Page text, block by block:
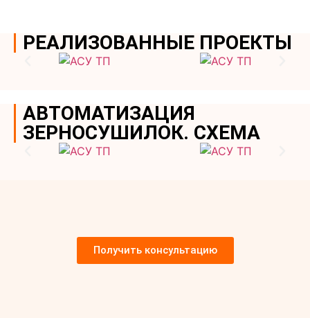
РЕАЛИЗОВАННЫЕ ПРОЕКТЫ
АВТОМАТИЗАЦИЯ
ЗЕРНОСУШИЛОК. СХЕМА
Получить консультацию